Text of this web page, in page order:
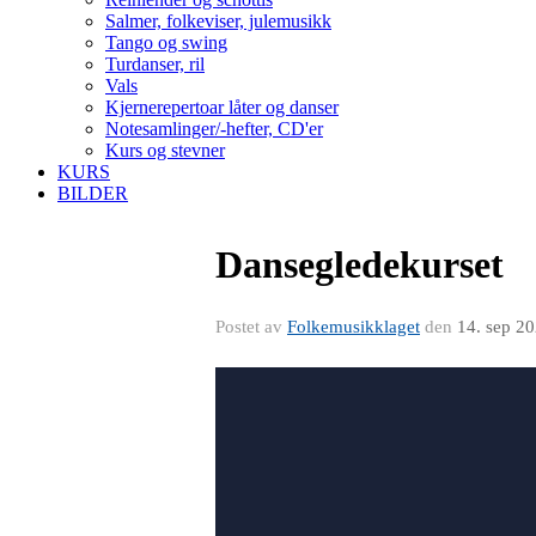
Salmer, folkeviser, julemusikk
Tango og swing
Turdanser, ril
Vals
Kjernerepertoar låter og danser
Notesamlinger/-hefter, CD'er
Kurs og stevner
KURS
BILDER
Dansegledekurset
Postet av Folkemusikklaget den 14. sep